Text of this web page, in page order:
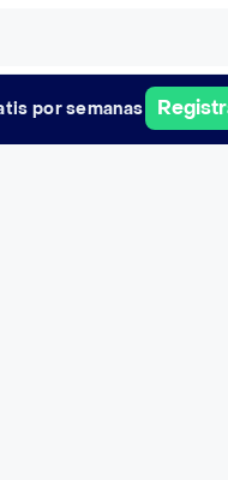
por semanas